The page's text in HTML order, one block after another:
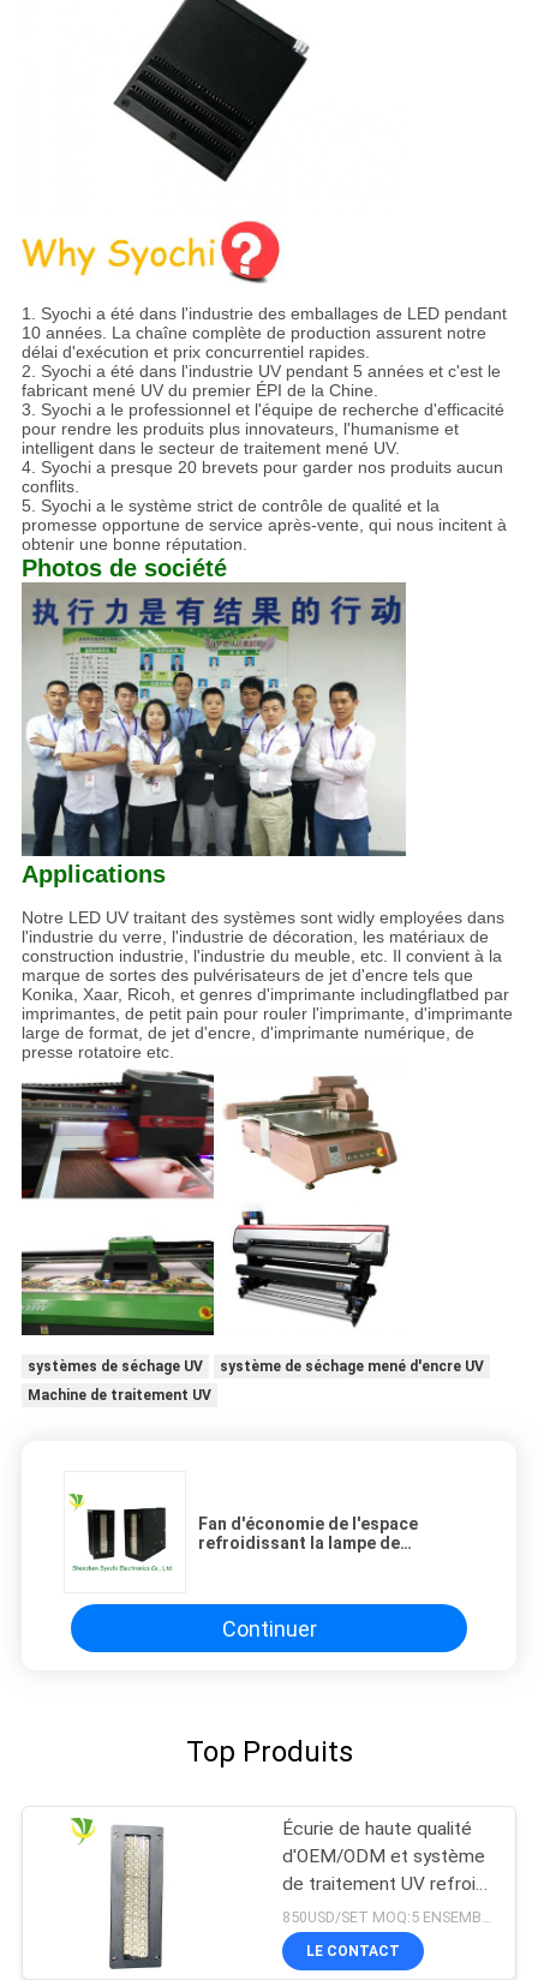
1. Syochi a été dans l'industrie des emballages de LED pendant
10 années. La chaîne complète de production assurent notre
délai d'exécution et prix concurrentiel rapides.
2. Syochi a été dans l'industrie UV pendant 5 années et c'est le
fabricant mené UV du premier ÉPI de la Chine.
3. Syochi a le professionnel et l'équipe de recherche d'efficacité
pour rendre les produits plus innovateurs, l'humanisme et
intelligent dans le secteur de traitement mené UV.
4. Syochi a presque 20 brevets pour garder nos produits aucun
conflits.
5. Syochi a le système strict de contrôle de qualité et la
promesse opportune de service après-vente, qui nous incitent à
obtenir une bonne réputation.
Photos de société
Applications
Notre LED UV traitant des systèmes sont widly employées dans
l'industrie du verre, l'industrie de décoration, les matériaux de
construction industrie, l'industrie du meuble, etc. Il convient à la
marque de sortes des pulvérisateurs de jet d'encre tels que
Konika, Xaar, Ricoh, et genres d'imprimante includingflatbed par
imprimantes, de petit pain pour rouler l'imprimante, d'imprimante
large de format, de jet d'encre, d'imprimante numérique, de
presse rotatoire etc.
systèmes de séchage UV
système de séchage mené d'encre UV
Machine de traitement UV
Fan d'économie de l'espace
refroidissant la lampe de
Continuer
Top Produits
Écurie de haute qualité
d'OEM/ODM et système
de traitement UV refroidi
à l'eau sûr du
refroidissement par l'eau
LED pour la machine
LE CONTACT